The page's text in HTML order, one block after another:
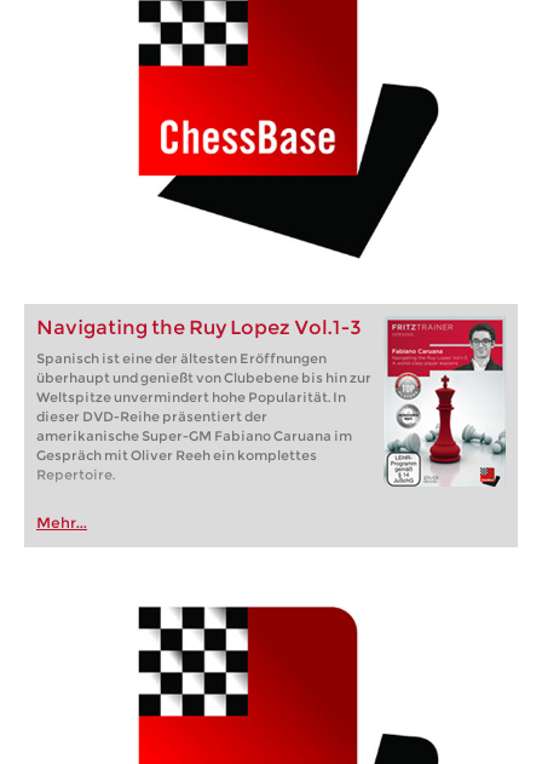
Navigating the Ruy Lopez Vol.1-3
Spanisch ist eine der ältesten Eröffnungen
überhaupt und genießt von Clubebene bis hin zur
Weltspitze unvermindert hohe Popularität. In
dieser DVD-Reihe präsentiert der
amerikanische Super-GM Fabiano Caruana im
Gespräch mit Oliver Reeh ein komplettes
Repertoire.
Mehr...